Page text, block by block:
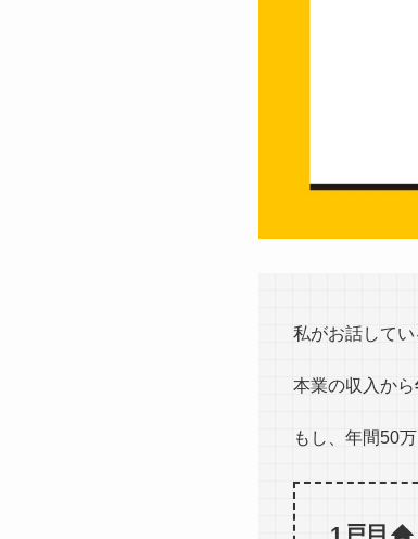
私がお話して
本業の収入から
もし、年間50